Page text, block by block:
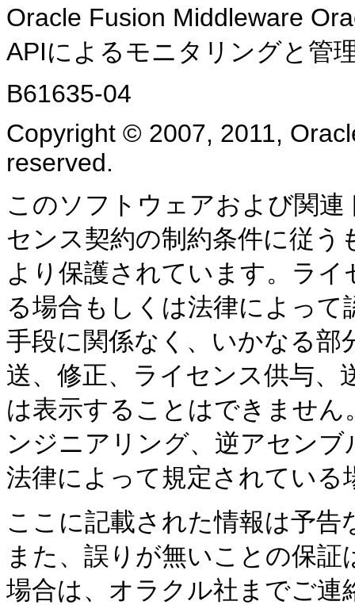
Oracle Fusion Middleware
APIによるモニタリングと管
B61635-04
Copyright © 2007, 2011,
reserved.
このソフトウェアおよび関
センス契約の制約条件に従
より保護されています。ラ
る場合もしくは法律によっ
手段に関係なく、いかなる部
送、修正、ライセンス供与、
は表示することはできませ
ンジニアリング、逆アセン
法律によって規定されてい
ここに記載された情報は予
また、誤りが無いことの保
場合は、オラクル社までご連